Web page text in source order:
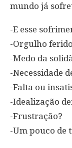
mundo já
-E esse
-Orgulho
-Medo da
-Necessidade
-Falta ou
-Idealização
-Frustração?
-Um pouco de